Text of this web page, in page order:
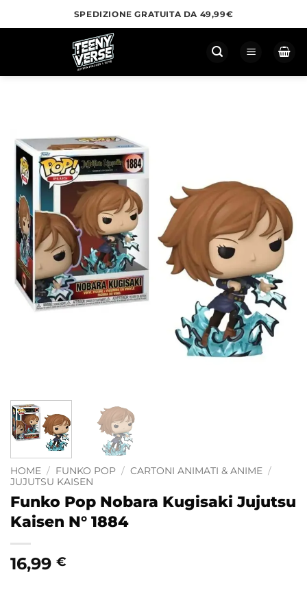
ai
SPEDIZIONE GRATUITA DA 49,99€
HOME / FUNKO POP / CARTONI ANIMATI & ANIME /
JUJUTSU KAISEN
Funko Pop Nobara Kugisaki Jujutsu
Kaisen N° 1884
16,99 €